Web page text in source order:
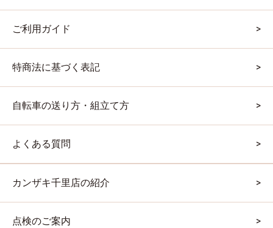
ご利用ガイド
特商法に基づく表記
自転車の送り方・組立て方
よくある質問
カンザキ千里店の紹介
点検のご案内